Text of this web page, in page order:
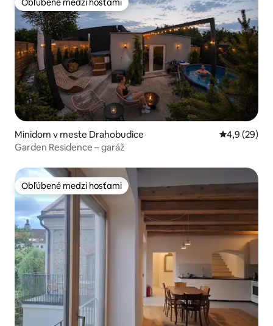
Obľúbené medzi hosťami
Obľúbené medzi hosťami
Minidom v meste Drahobudice Priemerné
4,9 (29)
Garden Residence – garáž
Obľúbené medzi hosťami
Obľúbené medzi hosťami